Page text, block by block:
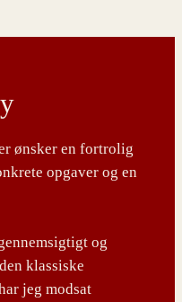
ønsker en fortrolig
opgaver og en
og
klassiske
jeg modsat